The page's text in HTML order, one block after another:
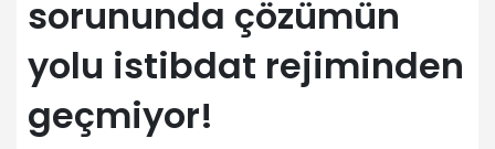
sorununda çözümün
yolu istibdat rejiminden
geçmiyor!